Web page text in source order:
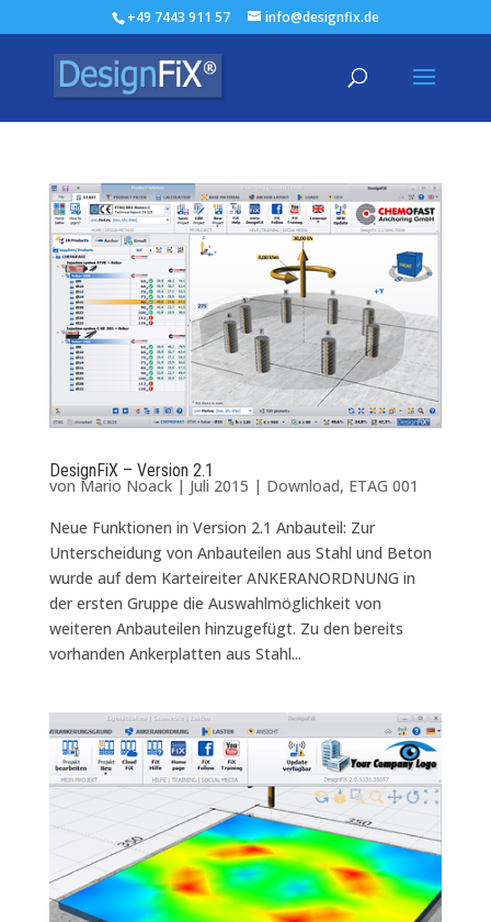
+49 7443 911 57 info@designfix.de
DesignFiX – Version 2.1
von Mario Noack| Juli 2015 | Download, ETAG 001
Neue Funktionen in Version 2.1 Anbauteil: Zur
Unterscheidung von Anbauteilen aus Stahl und Beton
wurde auf dem Karteireiter ANKERANORDNUNG in
der ersten Gruppe die Auswahlmöglichkeit von
weiteren Anbauteilen hinzugefügt. Zu den bereits
vorhanden Ankerplatten aus Stahl...